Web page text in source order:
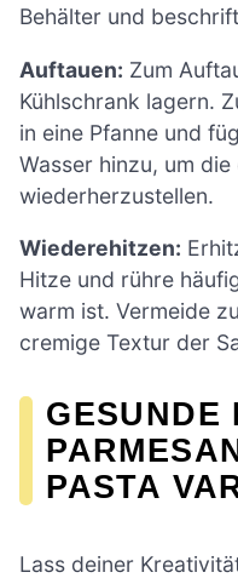
Behälter und
Auftauen: Zum
Kühlschrank lagern.
in eine Pfanne und
Wasser hinzu, um
wiederherzustellen.
Wiederehitzen:
Hitze und rühre
warm ist. Vermeide
cremige Textur der
GESUNDE
PASTA
Lass deiner